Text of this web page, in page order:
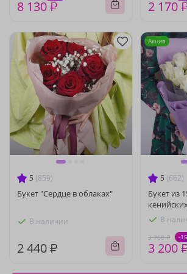
8 130 ₽ 2 170
5 (859)
Букет "Сердце в облаках"
В наличии
2 440 ₽
5 (662)
Букет из
В
3 760 ₽ -
3 200
Акция